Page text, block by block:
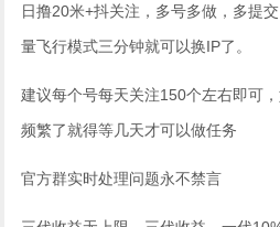
日撸20米+抖关注，多号多做，多提
量飞行模式三分钟就可以换IP了。
建议每个号每天关注150个左右即可
频繁了就得等几天才可以做任务
官方群实时处理问题永不禁言